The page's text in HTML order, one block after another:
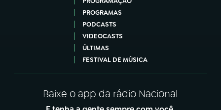
PROGRAMAS
PODCASTS
VIDEOCASTS
ÚLTIMAS
FESTIVAL DE MÚSICA
Baixe o app da rádio Nacional